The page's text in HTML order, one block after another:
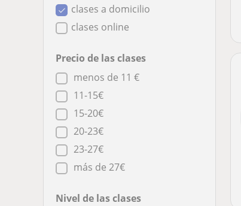
clases a domicilio
clases online
Precio de las clases
menos de 11 €
11-15€
15-20€
20-23€
23-27€
más de 27€
Nivel de las clases